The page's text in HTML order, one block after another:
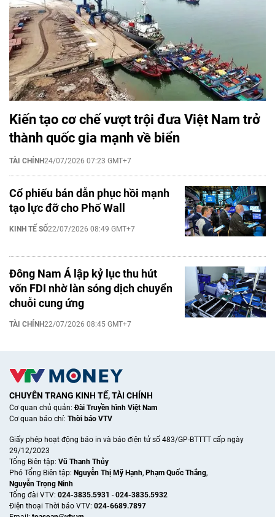
Kiến tạo cơ chế vượt trội đưa Việt Nam trở
thành quốc gia mạnh về biển
TÀI CHÍNH24/07/2026 07:23 GMT+7
Cổ phiếu bán dẫn phục hồi mạnh
tạo lực đỡ cho Phố Wall
KINH TẾ SỐ22/07/2026 08:49 GMT+7
Đông Nam Á lập kỷ lục thu hút
vốn FDI nhờ làn sóng dịch chuyển
chuỗi cung ứng
TÀI CHÍNH22/07/2026 08:45 GMT+7
CHUYÊN TRANG KINH TẾ, TÀI CHÍNH
Cơ quan chủ quản:Đài Truyền hình Việt Nam
Cơ quan báo chí: Thời báo VTV
Giấy phép hoạt động báo in và báo điện tử số 483/GP-BTTTT cấp ngày
29/12/2023
Tổng Biên tập: Vũ Thanh Thủy
Phó Tổng Biên tập: Nguyễn Thị Mỹ Hạnh, Phạm Quốc Thắng,
Nguyễn Trọng Ninh
Tổng đài VTV: 024-3835.5931 - 024-3835.5932
Ðiện thoại Thời báo VTV: 024-6689.7897